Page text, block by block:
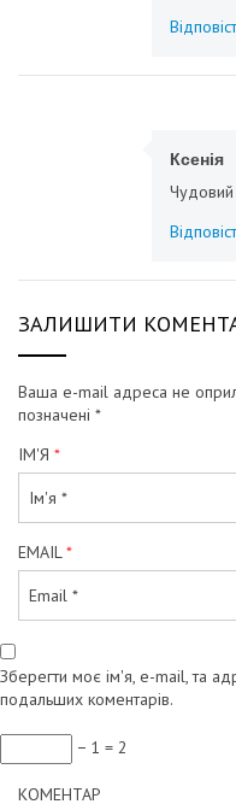
Ксенія
Чудовий
ЗАЛИШИТИ
Ваша e-mail адреса не
позначені *
ІМ'Я *
EMAIL*
Зберегти моє ім'я, e-mail, та
подальших коментарів.
− 1 = 2
КОМЕНТАР